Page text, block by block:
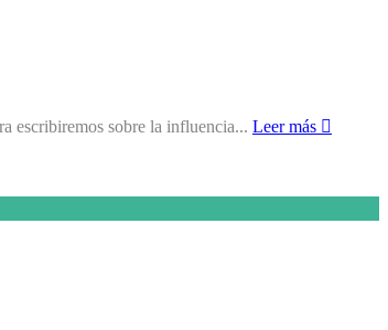
escribiremos sobre la influencia... Leer más